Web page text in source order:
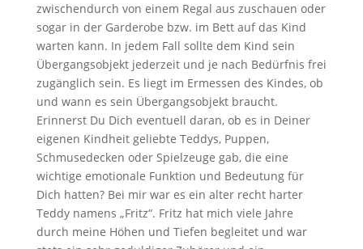
zwischendurch von einem Regal aus zuschauen oder
sogar in der Garderobe bzw. im Bett auf das Kind
warten kann. In jedem Fall sollte dem Kind sein
Übergangsobjekt jederzeit und je nach Bedürfnis frei
zugänglich sein. Es liegt im Ermessen des Kindes, ob
und wann es sein Übergangsobjekt braucht.
Erinnerst Du Dich eventuell daran, ob es in Deiner
eigenen Kindheit geliebte Teddys, Puppen,
Schmusedecken oder Spielzeuge gab, die eine
wichtige emotionale Funktion und Bedeutung für
Dich hatten? Bei mir war es ein alter recht harter
Teddy namens „Fritz“. Fritz hat mich viele Jahre
durch meine Höhen und Tiefen begleitet und war